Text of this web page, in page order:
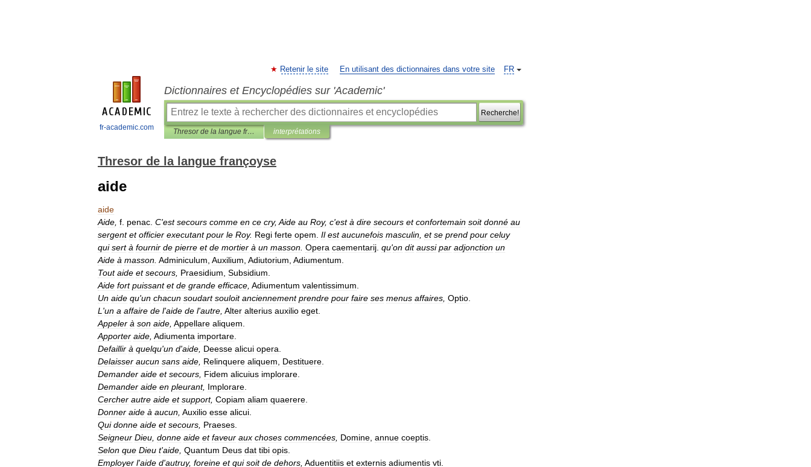
fr-academic.com
FR
Retenir le site En utilisant des dictionnaires dans votre site
Dictionnaires et Encyclopédies sur 'Academic'
Recherche!
Thresor de la langue françoyse interprétations
Thresor de la langue françoyse
aide
aide
Aide f penac C'est secours comme en ce cry, Aide au Roy, c'est à dire secours et confortemain soit donné au
sergent et officier executant pour le Roy. Regi ferte opem Il est aucunefois masculin et se prend pour celuy
qui sert à fournir de pierre et de mortier à un masson Opera caementarij qu'on dit aussi par adjonction un
Aide à masson Adminiculum Auxilium Adiutorium Adiumentum
Tout aide et secours Praesidium Subsidium
Aide fort puissant et de grande efficace Adiumentum valentissimum
Un aide qu'un chacun soudart souloit anciennement prendre pour faire ses menus affaires Optio
L 'un a affaire de l'aide de l'autre Alter alterius auxilio eget
Appeler à son aide Appellare aliquem
Apporter aide Adiumenta importare
Defaillir à quelqu'un d'aide Deesse alicui opera
Delaisser aucun sans aide Relinquere aliquem Destituere
Demander aide et secours Fidem alicuius implorare
Demander aide en pleurant, Implorare
Cercher autre aide et support, Copiam aliam quaerere
Donner aide à aucun Auxilio esse alicui
Qui donne aide et secours Praeses
Seigneur Dieu donne aide et faveur aux choses commencées Domine annue coeptis
Selon que Dieu t'aide Quantum Deus dat tibi opis
Employer l'aide d'autruy, foreine et qui soit de dehors Aduentitiis et externis adiumentis vti